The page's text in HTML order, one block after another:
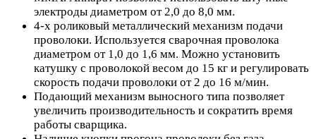
электроды диаметром от 2,0 до 8,0 мм.
4-х роликовый металлический механизм подачи
проволоки. Используется сварочная проволока
диаметром от 1,0 до 1,6 мм. Можно установить
катушку с проволокой весом до 15 кг и регулировать
скорость подачи проволоки от 2 до 16 м/мин.
Подающий механизм выносного типа позволяет
увеличить производительность и сократить время
работы сварщика.